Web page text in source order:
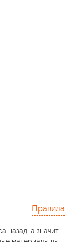
Правила
назад, а значит,